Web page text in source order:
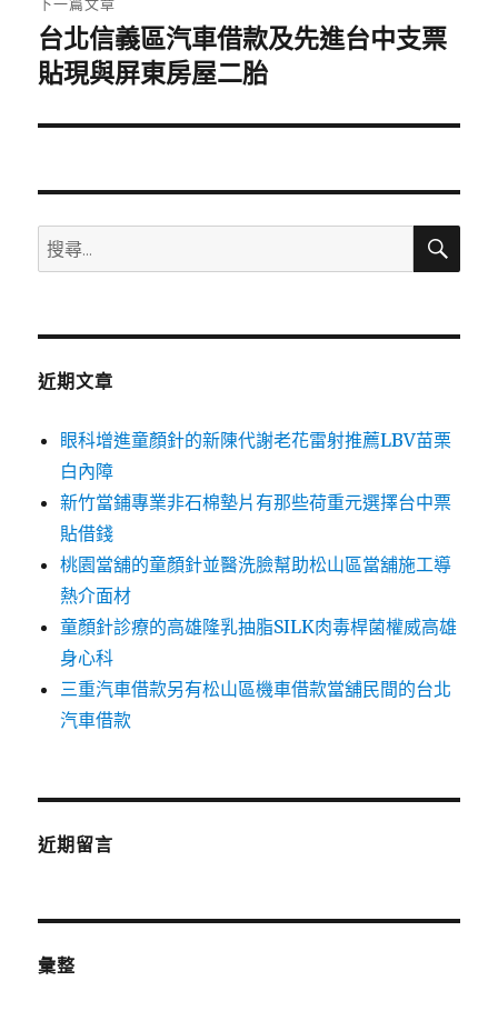
下
一
文
台北信義區汽車借款及先進台中支票
貼現與屏東房屋二胎
搜
尋
鍵
搜
近期文章
眼科增進童顏針的新陳代謝老花雷射推薦LBV苗栗
白內障
新竹當鋪專業非石棉墊片有那些荷重元選擇台中票
貼借錢
桃園當舖的童顏針並醫洗臉幫助松山區當舖施工導
熱介面材
童顏針診療的高雄隆乳抽脂SILK肉毒桿菌權威高雄
身心科
三重汽車借款另有松山區機車借款當舖民間的台北
汽車借款
近期留言
彙整